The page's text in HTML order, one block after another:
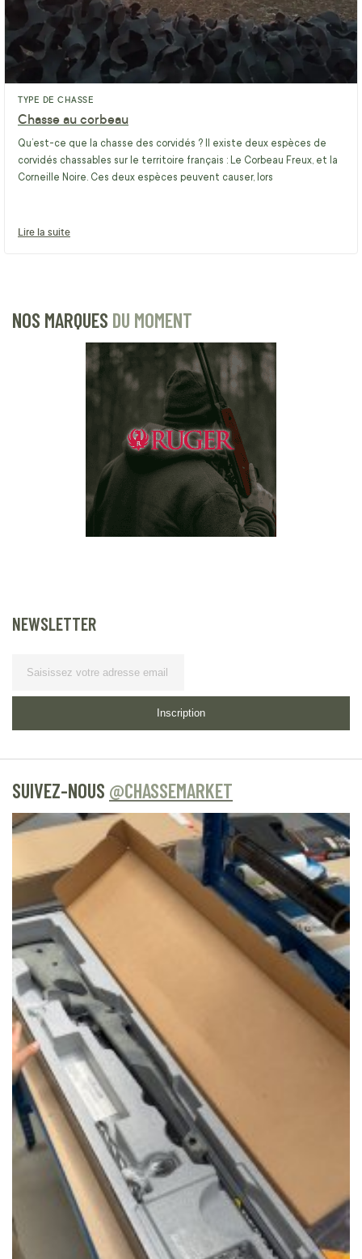
TYPE DE CHASSE
Chasse au corbeau
Qu’est-ce que la chasse des corvidés ? Il existe deux espèces de
corvidés chassables sur le territoire français : Le Corbeau Freux, et la
Corneille Noire. Ces deux espèces peuvent causer, lors
Lire la suite
NOS MARQUES DU MOMENT
NEWSLETTER
Inscription
SUIVEZ-NOUS @CHASSEMARKET